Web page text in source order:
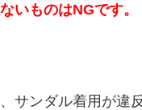
いものはNGです。
サンダル着用が違